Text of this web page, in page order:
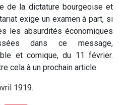
de la dictature bourgeoise et
exige un examen à part, si
les absurdités économiques
dans ce message,
et comique, du 11 février.
cela à un prochain article.
1919.